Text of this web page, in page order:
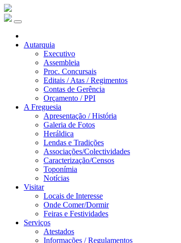
Autarquia
Executivo
Assembleia
Proc. Concursais
Editais / Atas / Regimentos
Contas de Gerência
Orçamento / PPI
A Freguesia
Apresentação / História
Galeria de Fotos
Heráldica
Lendas e Tradições
Associações/Colectividades
Caracterização/Censos
Toponímia
Notícias
Visitar
Locais de Interesse
Onde Comer/Dormir
Feiras e Festividades
Serviços
Atestados
Informações / Regulamentos